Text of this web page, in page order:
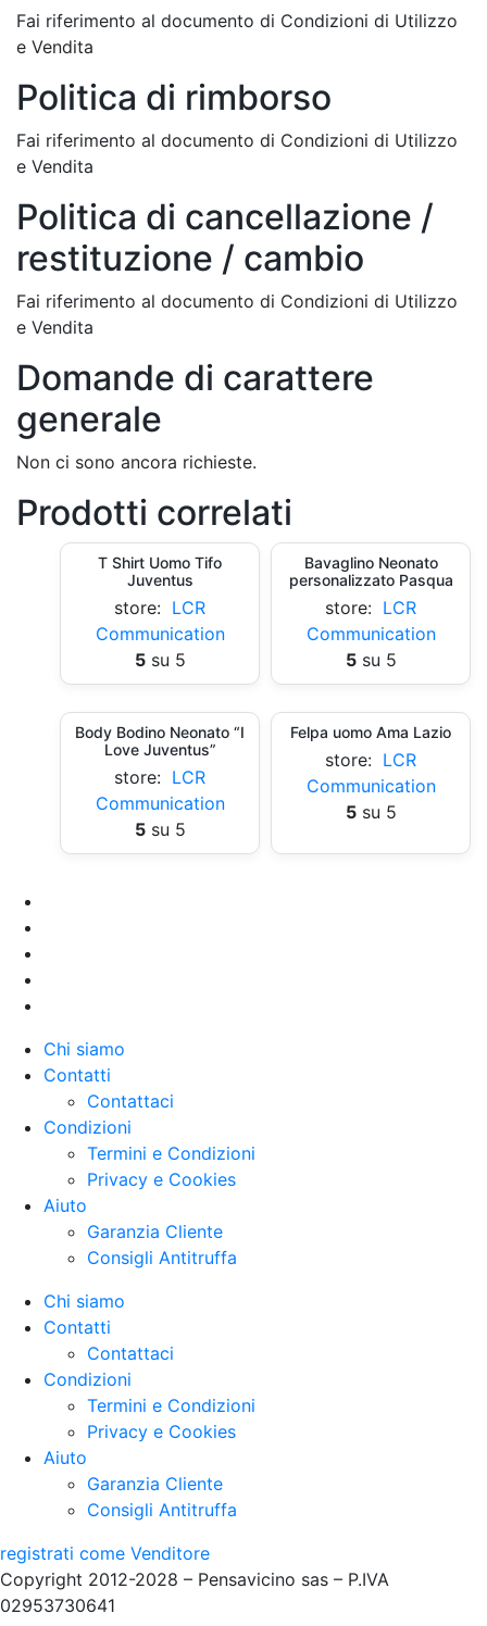
Fai riferimento al documento di Condizioni di Utilizzo
e Vendita
Politica di rimborso
Fai riferimento al documento di Condizioni di Utilizzo
e Vendita
Politica di cancellazione /
restituzione / cambio
Fai riferimento al documento di Condizioni di Utilizzo
e Vendita
Domande di carattere
generale
Non ci sono ancora richieste.
Prodotti correlati
T Shirt Uomo Tifo
Juventus
store: LCR
Communication
5su 5
Bavaglino Neonato
personalizzato Pasqua
store: LCR
Communication
5su 5
Body Bodino Neonato “I
Love Juventus”
store: LCR
Communication
5su 5
Felpa uomo Ama Lazio
store: LCR
Communication
5su 5
Chi siamo
Contatti
Contattaci
Condizioni
Termini e Condizioni
Privacy e Cookies
Aiuto
Garanzia Cliente
Consigli Antitruffa
Chi siamo
Contatti
Contattaci
Condizioni
Termini e Condizioni
Privacy e Cookies
Aiuto
Garanzia Cliente
Consigli Antitruffa
registrati come Venditore
Copyright 2012-2028 – Pensavicino sas – P.IVA
02953730641